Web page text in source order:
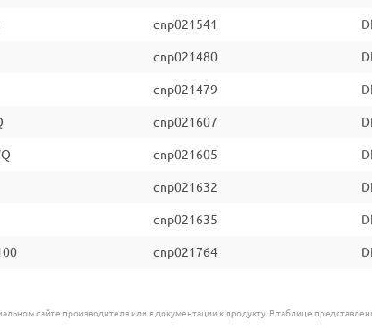
cnp021541
cnp021480
cnp021479
cnp021607
cnp021605
cnp021632
cnp021635
cnp021764
сайте производителя или в документации к продукту. В таблице